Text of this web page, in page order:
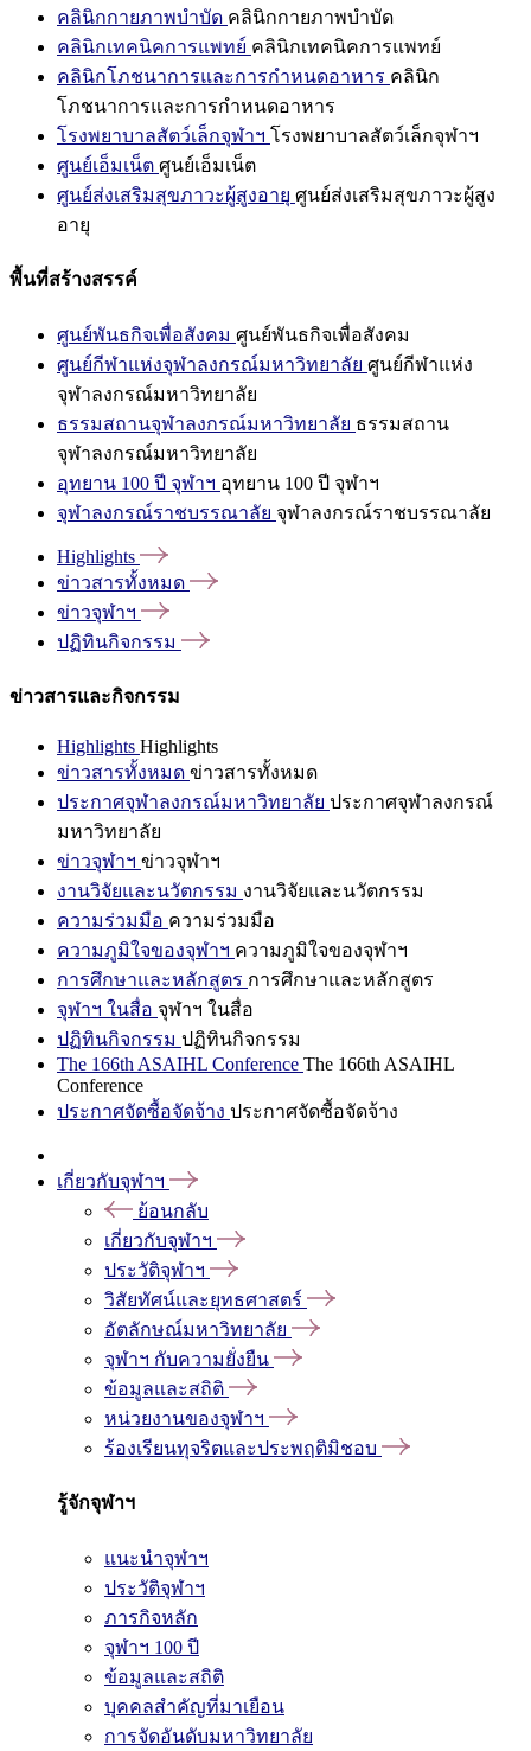
คลินิกกายภาพบำบัด คลินิกกายภาพบำบัด
คลินิกเทคนิคการแพทย์ คลินิกเทคนิคการแพทย์
คลินิกโภชนาการและการกำหนดอาหาร คลินิก
โภชนาการและการกำหนดอาหาร
โรงพยาบาลสัตว์เล็กจุฬาฯ โรงพยาบาลสัตว์เล็กจุฬาฯ
ศูนย์เอ็มเน็ต ศูนย์เอ็มเน็ต
ศูนย์ส่งเสริมสุขภาวะผู้สูงอายุ ศูนย์ส่งเสริมสุขภาวะผู้สูง
อายุ
พื้นที่สร้างสรรค์
ศูนย์พันธกิจเพื่อสังคม ศูนย์พันธกิจเพื่อสังคม
ศูนย์กีฬาแห่งจุฬาลงกรณ์มหาวิทยาลัย ศูนย์กีฬาแห่ง
จุฬาลงกรณ์มหาวิทยาลัย
ธรรมสถานจุฬาลงกรณ์มหาวิทยาลัย ธรรมสถาน
จุฬาลงกรณ์มหาวิทยาลัย
อุทยาน 100 ปี จุฬาฯ อุทยาน 100 ปี จุฬาฯ
จุฬาลงกรณ์ราชบรรณาลัย จุฬาลงกรณ์ราชบรรณาลัย
Highlights
ข่าวสารทั้งหมด
ข่าวจุฬาฯ
ปฏิทินกิจกรรม
ข่าวสารและกิจกรรม
Highlights Highlights
ข่าวสารทั้งหมด ข่าวสารทั้งหมด
ประกาศจุฬาลงกรณ์มหาวิทยาลัย ประกาศจุฬาลงกรณ์
มหาวิทยาลัย
ข่าวจุฬาฯ ข่าวจุฬาฯ
งานวิจัยและนวัตกรรม งานวิจัยและนวัตกรรม
ความร่วมมือ ความร่วมมือ
ความภูมิใจของจุฬาฯ ความภูมิใจของจุฬาฯ
การศึกษาและหลักสูตร การศึกษาและหลักสูตร
จุฬาฯ ในสื่อ จุฬาฯ ในสื่อ
ปฏิทินกิจกรรม ปฏิทินกิจกรรม
The 166th ASAIHL Conference The 166th ASAIHL
Conference
ประกาศจัดซื้อจัดจ้าง ประกาศจัดซื้อจัดจ้าง
เกี่ยวกับจุฬาฯ
ย้อนกลับ
เกี่ยวกับจุฬาฯ
ประวัติจุฬาฯ
วิสัยทัศน์และยุทธศาสตร์
อัตลักษณ์มหาวิทยาลัย
จุฬาฯ กับความยั่งยืน
ข้อมูลและสถิติ
หน่วยงานของจุฬาฯ
ร้องเรียนทุจริตและประพฤติมิชอบ
รู้จักจุฬาฯ
แนะนำจุฬาฯ
ประวัติจุฬาฯ
ภารกิจหลัก
จุฬาฯ 100 ปี
ข้อมูลและสถิติ
บุคคลสำคัญที่มาเยือน
การจัดอันดับมหาวิทยาลัย